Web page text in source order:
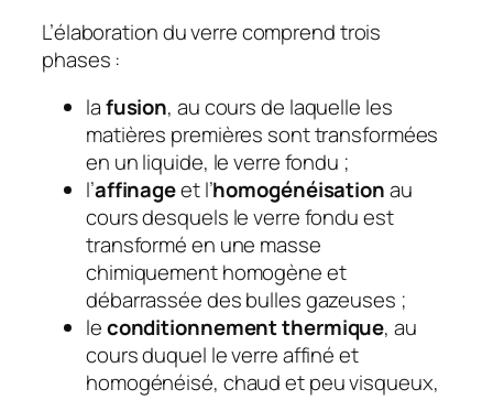
L’élaboration du verre comprend trois
phases :
lafusion, au cours de laquelle les
matières premières sont transformées
en un liquide, le verre fondu ;
l’affinageet l’homogénéisationau
cours desquels le verre fondu est
transformé en une masse
chimiquement homogène et
débarrassée des bulles gazeuses ;
leconditionnement thermique, au
cours duquel le verre affiné et
homogénéisé, chaud et peu visqueux,